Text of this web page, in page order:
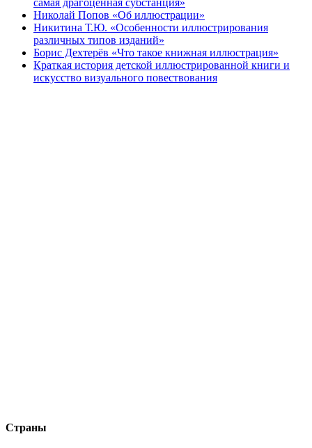
самая драгоценная субстанция»
Николай Попов «Об иллюстрации»
Никитина Т.Ю. «Особенности иллюстрирования
различных типов изданий»
Борис Дехтерёв «Что такое книжная иллюстрация»
Краткая история детской иллюстрированной книги и
искусство визуального повествования
Страны